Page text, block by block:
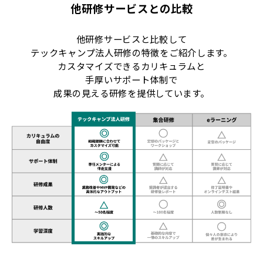
他研修サービスとの比較
他研修サービスと比較して
テックキャンプ法人研修の特徴をご紹介します。
カスタマイズできるカリキュラムと
手厚いサポート体制で
成果の見える研修を提供しています。